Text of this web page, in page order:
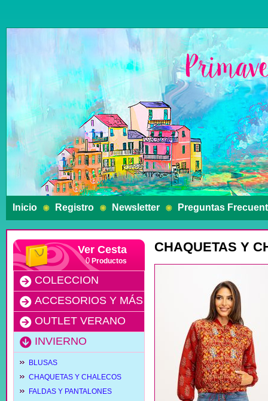
Inicio Registro Newsletter Preguntas
Ver Cesta
Productos
COLECCION
ACCESORIOS Y MÁS
OUTLET VERANO
INVIERNO
BLUSAS
CHAQUETAS Y CHALECOS
FALDAS Y PANTALONES
CHAQUETAS Y